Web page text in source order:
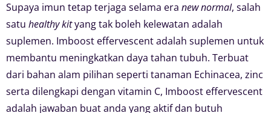
Supaya imun tetap terjaga selama era new normal, salah
satu healthy kityang tak boleh kelewatan adalah
suplemen. Imboost effervescent adalah suplemen untuk
membantu meningkatkan daya tahan tubuh. Terbuat
dari bahan alam pilihan seperti tanaman Echinacea, zinc
serta dilengkapi dengan vitamin C, Imboost effervescent
adalah jawaban buat anda yang aktif dan butuh